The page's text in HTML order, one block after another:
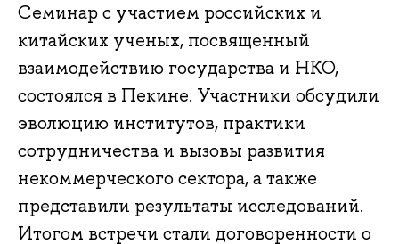
Семинар с участием российских и
китайских ученых, посвященный
взаимодействию государства и НКО,
состоялся в Пекине. Участники обсудили
эволюцию институтов, практики
сотрудничества и вызовы развития
некоммерческого сектора, а также
представили результаты исследований.
Итогом встречи стали договоренности о